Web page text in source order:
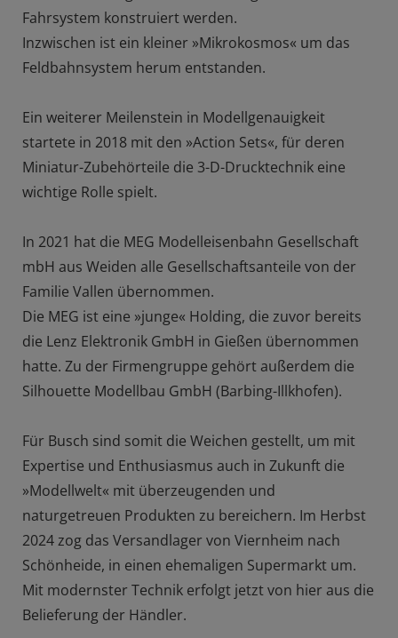
Fahrsystem konstruiert werden.
Inzwischen ist ein kleiner »Mikrokosmos« um das
Feldbahnsystem herum entstanden.
Ein weiterer Meilenstein in Modellgenauigkeit
startete in 2018 mit den »Action Sets«, für deren
Miniatur-Zubehörteile die 3-D-Drucktechnik eine
wichtige Rolle spielt.
In 2021 hat die MEG Modelleisenbahn Gesellschaft
mbH aus Weiden alle Gesellschaftsanteile von der
Familie Vallen übernommen.
Die MEG ist eine »junge« Holding, die zuvor bereits
die Lenz Elektronik GmbH in Gießen übernommen
hatte. Zu der Firmengruppe gehört außerdem die
Silhouette Modellbau GmbH (Barbing-Illkhofen).
Für Busch sind somit die Weichen gestellt, um mit
Expertise und Enthusiasmus auch in Zukunft die
»Modellwelt« mit überzeugenden und
naturgetreuen Produkten zu bereichern. Im Herbst
2024 zog das Versandlager von Viernheim nach
Schönheide, in einen ehemaligen Supermarkt um.
Mit modernster Technik erfolgt jetzt von hier aus die
Belieferung der Händler.